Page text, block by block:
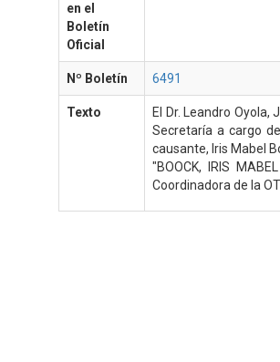
en el
Boletín
Oficial
Nº Boletín 6491
Texto
El Dr. Leandro
Secretaría a cargo
causante, Iris Mabel
"BOOCK, IRIS
Coordinadora de la